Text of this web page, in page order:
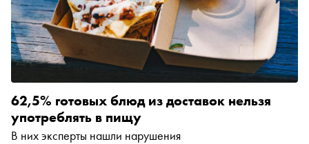
62,5% готовых блюд из доставок нельзя
употреблять в пищу
В них эксперты нашли нарушения